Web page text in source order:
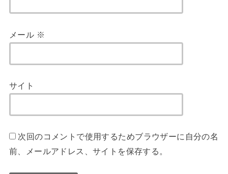
メール ※
サイト
次回のコメントで使用するためブラウザーに自分の名
前、メールアドレス、サイトを保存する。